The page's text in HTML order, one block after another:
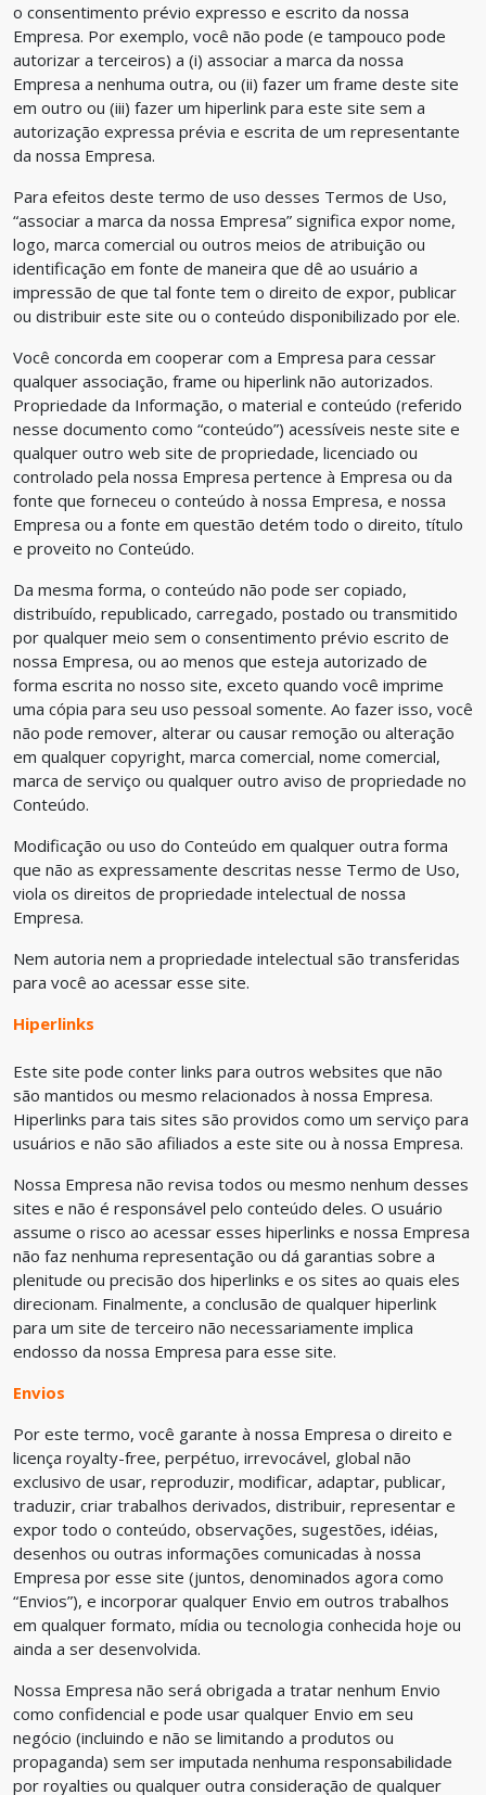
o consentimento prévio expresso e escrito da nossa
Empresa. Por exemplo, você não pode (e tampouco pode
autorizar a terceiros) a (i) associar a marca da nossa
Empresa a nenhuma outra, ou (ii) fazer um frame deste site
em outro ou (iii) fazer um hiperlink para este site sem a
autorização expressa prévia e escrita de um representante
da nossa Empresa.
Para efeitos deste termo de uso desses Termos de Uso,
“associar a marca da nossa Empresa” significa expor nome,
logo, marca comercial ou outros meios de atribuição ou
identificação em fonte de maneira que dê ao usuário a
impressão de que tal fonte tem o direito de expor, publicar
ou distribuir este site ou o conteúdo disponibilizado por ele.
Você concorda em cooperar com a Empresa para cessar
qualquer associação, frame ou hiperlink não autorizados.
Propriedade da Informação, o material e conteúdo (referido
nesse documento como “conteúdo”) acessíveis neste site e
qualquer outro web site de propriedade, licenciado ou
controlado pela nossa Empresa pertence à Empresa ou da
fonte que forneceu o conteúdo à nossa Empresa, e nossa
Empresa ou a fonte em questão detém todo o direito, título
e proveito no Conteúdo.
Da mesma forma, o conteúdo não pode ser copiado,
distribuído, republicado, carregado, postado ou transmitido
por qualquer meio sem o consentimento prévio escrito de
nossa Empresa, ou ao menos que esteja autorizado de
forma escrita no nosso site, exceto quando você imprime
uma cópia para seu uso pessoal somente. Ao fazer isso, você
não pode remover, alterar ou causar remoção ou alteração
em qualquer copyright, marca comercial, nome comercial,
marca de serviço ou qualquer outro aviso de propriedade no
Conteúdo.
Modificação ou uso do Conteúdo em qualquer outra forma
que não as expressamente descritas nesse Termo de Uso,
viola os direitos de propriedade intelectual de nossa
Empresa.
Nem autoria nem a propriedade intelectual são transferidas
para você ao acessar esse site.
Hiperlinks
Este site pode conter links para outros websites que não
são mantidos ou mesmo relacionados à nossa Empresa.
Hiperlinks para tais sites são providos como um serviço para
usuários e não são afiliados a este site ou à nossa Empresa.
Nossa Empresa não revisa todos ou mesmo nenhum desses
sites e não é responsável pelo conteúdo deles. O usuário
assume o risco ao acessar esses hiperlinks e nossa Empresa
não faz nenhuma representação ou dá garantias sobre a
plenitude ou precisão dos hiperlinks e os sites ao quais eles
direcionam. Finalmente, a conclusão de qualquer hiperlink
para um site de terceiro não necessariamente implica
endosso da nossa Empresa para esse site.
Envios
Por este termo, você garante à nossa Empresa o direito e
licença royalty-free, perpétuo, irrevocável, global não
exclusivo de usar, reproduzir, modificar, adaptar, publicar,
traduzir, criar trabalhos derivados, distribuir, representar e
expor todo o conteúdo, observações, sugestões, idéias,
desenhos ou outras informações comunicadas à nossa
Empresa por esse site (juntos, denominados agora como
“Envios”), e incorporar qualquer Envio em outros trabalhos
em qualquer formato, mídia ou tecnologia conhecida hoje ou
ainda a ser desenvolvida.
Nossa Empresa não será obrigada a tratar nenhum Envio
como confidencial e pode usar qualquer Envio em seu
negócio (incluindo e não se limitando a produtos ou
propaganda) sem ser imputada nenhuma responsabilidade
por royalties ou qualquer outra consideração de qualquer